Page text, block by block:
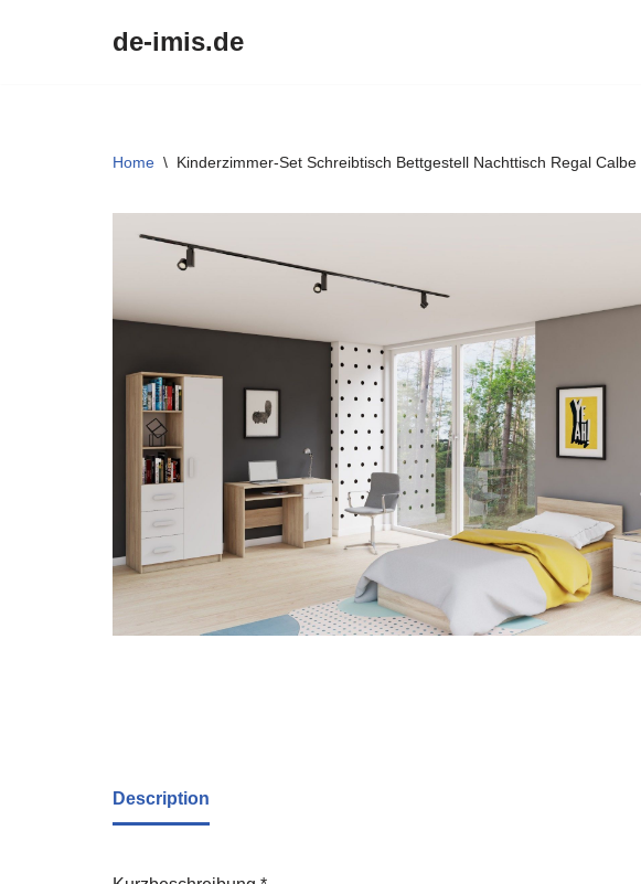
de-imis.de
Home \ Kinderzimmer-Set Schreibtisch Bettgestell Nachttisch Regal
Description